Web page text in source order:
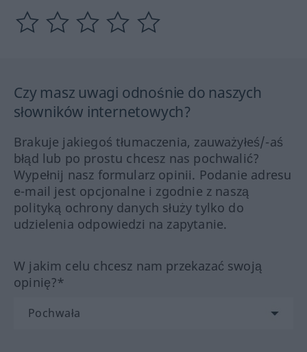
Czy masz uwagi odnośnie do naszych
słowników internetowych?
Brakuje jakiegoś tłumaczenia, zauważyłeś/-aś
błąd lub po prostu chcesz nas pochwalić?
Wypełnij nasz formularz opinii. Podanie adresu
e-mail jest opcjonalne i zgodnie z naszą
polityką ochrony danych służy tylko do
udzielenia odpowiedzi na zapytanie.
W jakim celu chcesz nam przekazać swoją
opinię?*